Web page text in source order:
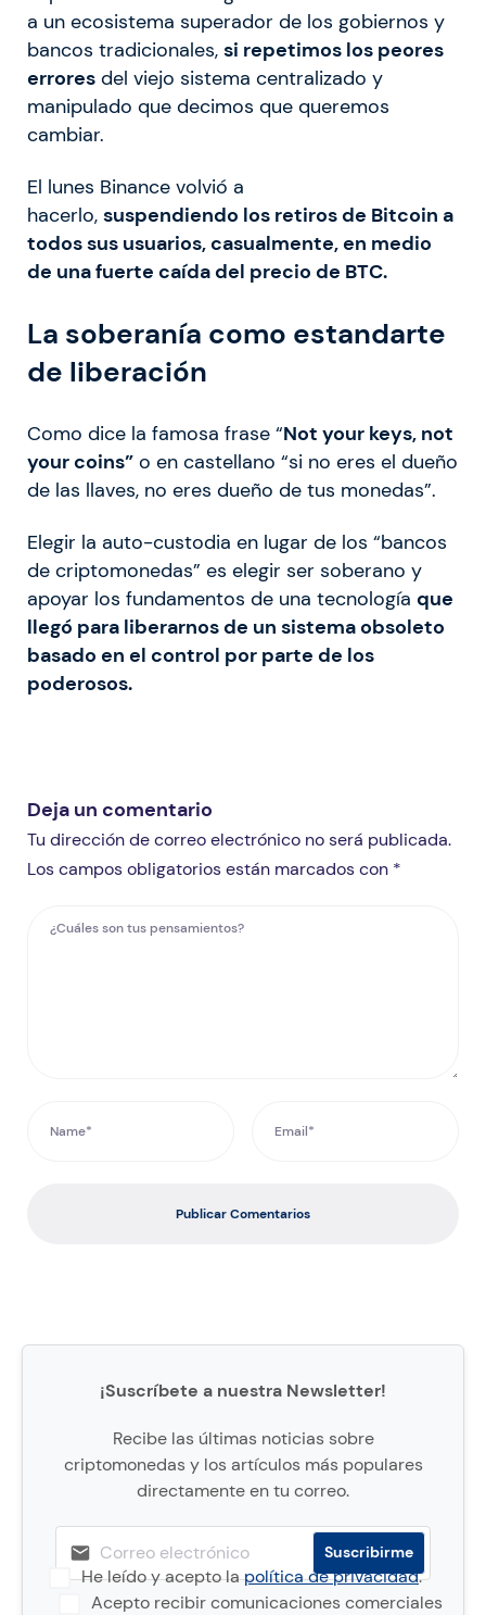
a un ecosistema superador de los gobiernos y
bancos tradicionales, si repetimos los peores
errores del viejo sistema centralizado y
manipulado que decimos que queremos
cambiar.
El lunes Binance volvió a
hacerlo, suspendiendo los retiros de Bitcoin a
todos sus usuarios, casualmente, en medio
de una fuerte caída del precio de BTC.
La soberanía como estandarte
de liberación
Como dice la famosa frase “Not your keys, not
your coins” o en castellano “si no eres el dueño
de las llaves, no eres dueño de tus monedas”.
Elegir la auto-custodia en lugar de los “bancos
de criptomonedas” es elegir ser soberano y
apoyar los fundamentos de una tecnología que
llegó para liberarnos de un sistema obsoleto
basado en el control por parte de los
poderosos.
Deja un comentario
Tu dirección de correo electrónico no será publicada.
Los campos obligatorios están marcados con *
Publicar Comentarios
¡Suscríbete a nuestra Newsletter!
Recibe las últimas noticias sobre
criptomonedas y los artículos más populares
directamente en tu correo.
He leído y acepto lapolítica de privacidad.
Acepto recibir comunicaciones comerciales